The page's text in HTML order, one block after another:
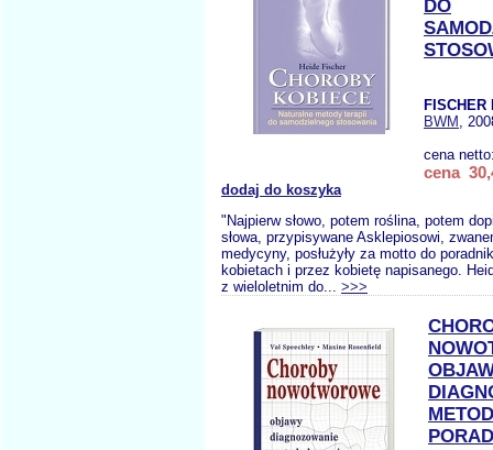
DO
FISCHER
BWM ,
cena
cena
dodaj do koszyka
"Najpierw słowo, potem roślina, potem
słowa, przypisywane Asklepiosowi,
medycyny, posłużyły za motto do
kobietach i przez kobietę napisanego.
z wieloletnim do... >>>